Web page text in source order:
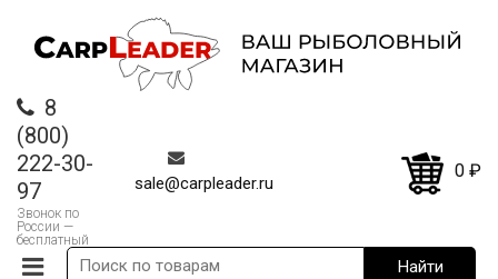
8
(800)
222-30-
97
Звонок по
России —
бесплатный
sale@carpleader.ru
0 ₽